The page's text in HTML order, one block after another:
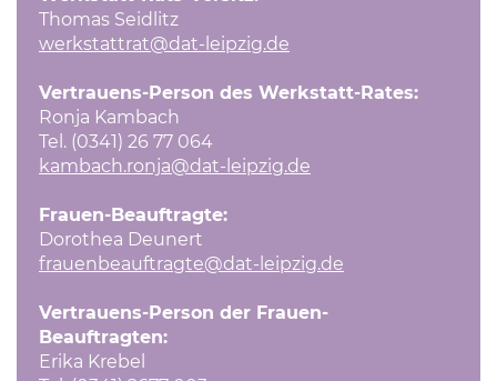
Thomas Seidlitz
werkstattrat@dat-leipzig.de
Vertrauens-Person des Werkstatt-Rates:
Ronja Kambach
Tel. (0341) 26 77 064
kambach.ronja@dat-leipzig.de
Frauen-Beauftragte:
Dorothea Deunert
frauenbeauftragte@dat-leipzig.de
Vertrauens-Person der Frauen-
Beauftragten:
Erika Krebel